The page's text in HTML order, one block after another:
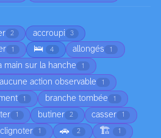
2 accroupi 3
1 🛌 4 allongés 1
main sur la hanche 1
aucune action observable 1
1 branche tombée 1
1 butiner 2 casser 1
clignoter 1 🚗 2 🏗️ 1